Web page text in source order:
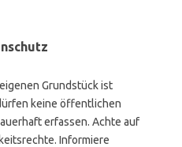
Grundstück ist
keine öffentlichen
erfassen. Achte auf
Informiere